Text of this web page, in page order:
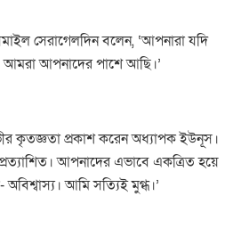
সেরাগেলদিন বলেন, ‘আপনারা যদি
আপনাদের পাশে আছি।’
কৃতজ্ঞতা প্রকাশ করেন অধ্যাপক ইউনূস।
আপনাদের এভাবে একত্রিত হয়ে
আমি সত্যিই মুগ্ধ।’